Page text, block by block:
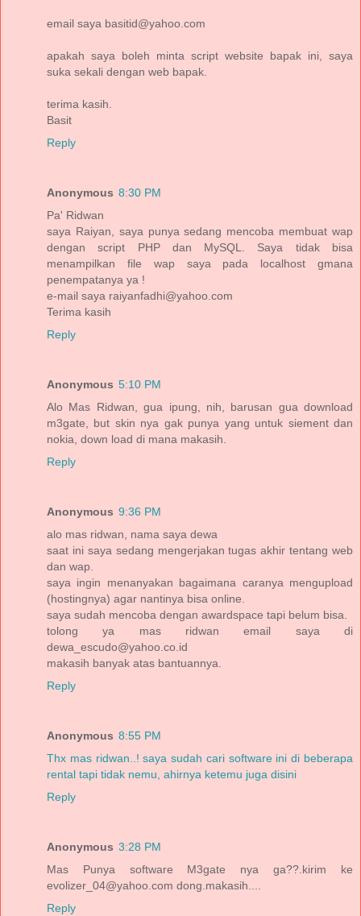
email saya basitid@yahoo.com
apakah saya boleh minta script website bapak ini, saya
suka sekali dengan web bapak.
terima kasih.
Basit
Reply
Anonymous 8:30 PM
Pa' Ridwan
saya Raiyan, saya punya sedang mencoba membuat wap
dengan script PHP dan MySQL. Saya tidak bisa
menampilkan file wap saya pada localhost gmana
penempatanya ya !
e-mail saya raiyanfadhi@yahoo.com
Terima kasih
Reply
Anonymous 5:10 PM
Alo Mas Ridwan, gua ipung, nih, barusan gua download
m3gate, but skin nya gak punya yang untuk siement dan
nokia, down load di mana makasih.
Reply
Anonymous 9:36 PM
alo mas ridwan, nama saya dewa
saat ini saya sedang mengerjakan tugas akhir tentang web
dan wap.
saya ingin menanyakan bagaimana caranya mengupload
(hostingnya) agar nantinya bisa online.
saya sudah mencoba dengan awardspace tapi belum bisa.
tolong ya mas ridwan email saya di
dewa_escudo@yahoo.co.id
makasih banyak atas bantuannya.
Reply
Anonymous 8:55 PM
Thx mas ridwan..! saya sudah cari software ini di beberapa
rental tapi tidak nemu, ahirnya ketemu juga disini
Reply
Anonymous 3:28 PM
Mas Punya software M3gate nya ga??.kirim ke
evolizer_04@yahoo.com dong.makasih....
Reply